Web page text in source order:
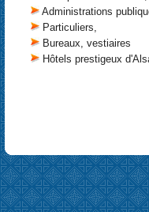
Administrations
Particuliers,
Bureaux, vestiaires
Hôtels prestigeux